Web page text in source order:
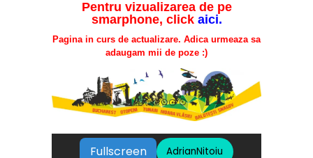
Pentru vizualizarea de pe
smarphone, click aici.
Pagina in curs de actualizare. Adica urmeaza sa
adaugam mii de poze :)